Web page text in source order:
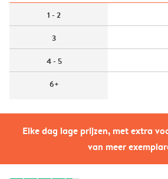
Elke dag lage prijzen, met extra
van meer
1 - 2
3
4 - 5
6+